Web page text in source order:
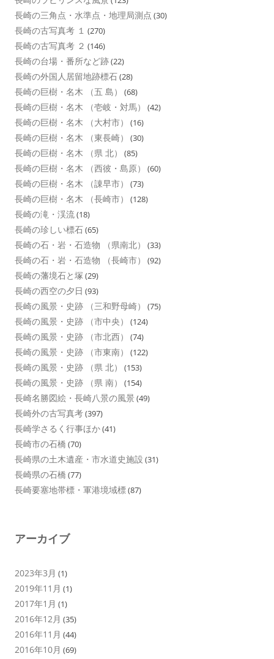
長崎の三角点・水準点・地理局測点 (30)
長崎の古写真考 １ (270)
長崎の古写真考 ２ (146)
長崎の台場・番所など跡(22)
長崎の外国人居留地跡標石(28)
長崎の巨樹・名木 （五 島） (68)
長崎の巨樹・名木 （壱岐・対馬） (42)
長崎の巨樹・名木 （大村市） (16)
長崎の巨樹・名木 （東長崎） (30)
長崎の巨樹・名木 （県 北） (85)
長崎の巨樹・名木 （西彼・島原） (60)
長崎の巨樹・名木 （諌早市） (73)
長崎の巨樹・名木 （長崎市） (128)
長崎の滝・渓流(18)
長崎の珍しい標石(65)
長崎の石・岩・石造物 （県南北） (33)
長崎の石・岩・石造物 （長崎市） (92)
長崎の藩境石と塚 (29)
長崎の西空の夕日 (93)
長崎の風景・史跡 （三和野母崎） (75)
長崎の風景・史跡 （市中央） (124)
長崎の風景・史跡 （市北西） (74)
長崎の風景・史跡 （市東南） (122)
長崎の風景・史跡 （県 北） (153)
長崎の風景・史跡 （県 南） (154)
長崎名勝図絵・長崎八景の風景 (49)
長崎外の古写真考(397)
長崎学さるく行事ほか(41)
長崎市の石橋 (70)
長崎県の土木遺産・市水道史施設 (31)
長崎県の石橋 (77)
長崎要塞地帯標・軍港境域標(87)
アーカイブ
2023年3月 (1)
2019年11月 (1)
2017年1月 (1)
2016年12月 (35)
2016年11月 (44)
2016年10月 (69)